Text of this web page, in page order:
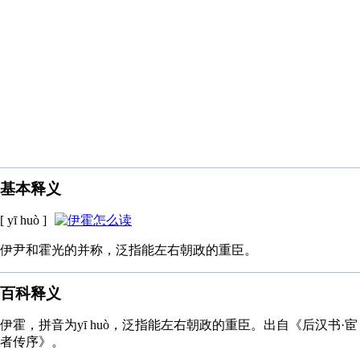
基本释义
[ yī huò ]
伊尹和霍光的并称，泛指能左右朝政的重臣。
百科释义
伊霍，拼音为yī huò，泛指能左右朝政的重臣。出自《后汉书·宦
者传序》。